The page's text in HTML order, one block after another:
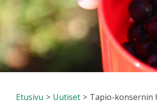
Etusivu > Uutiset >